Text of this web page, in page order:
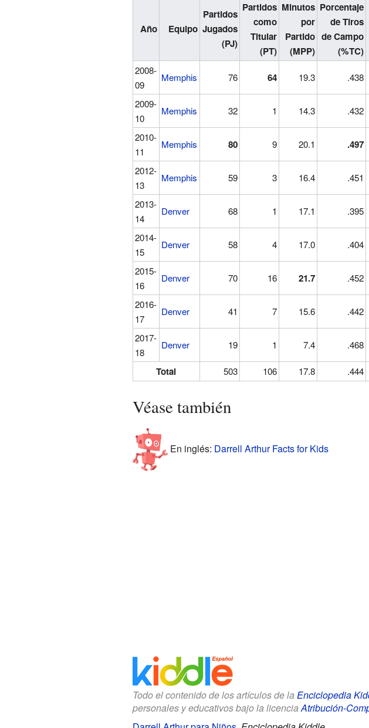
Año Equipo
Partidos
Jugados
(PJ)
Partidos
como
Titular
(PT)
Minutos
por
Partido
(MPP)
Porcentaje
de Tiros
de Campo
(%TC)
2008-
09
Memphis 76 64 19.3 .438
2009-
10
Memphis 32 1 14.3 .432
2010-
11
Memphis 80 9 20.1 .497
2012-
13
Memphis 59 3 16.4 .451
2013-
14
Denver 68 1 17.1 .395
2014-
15
Denver 58 4 17.0 .404
2015-
16
Denver 70 16 21.7 .452
2016-
17
Denver 41 7 15.6 .442
2017-
18
Denver 19 1 7.4 .468
Total 503 106 17.8 .444
Véase también
En inglés: Darrell Arthur Facts for Kids
Todo el contenido de los artículos de la Enciclopedia
personales y educativos bajo la licenciaAtribución-